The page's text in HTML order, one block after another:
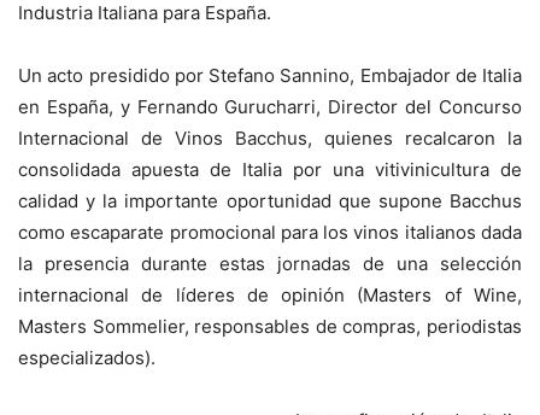
Industria Italiana para España.
Un acto presidido por Stefano Sannino, Embajador de Italia
en España, y Fernando Gurucharri, Director del Concurso
Internacional de Vinos Bacchus, quienes recalcaron la
consolidada apuesta de Italia por una vitivinicultura de
calidad y la importante oportunidad que supone Bacchus
como escaparate promocional para los vinos italianos dada
la presencia durante estas jornadas de una selección
internacional de líderes de opinión (Masters of Wine,
Masters Sommelier, responsables de compras, periodistas
especializados).